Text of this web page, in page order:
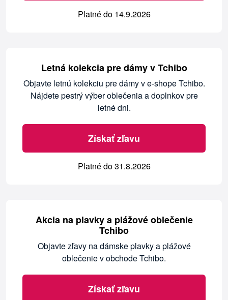
Platné do 14.9.2026
Letná kolekcia pre dámy v Tchibo
Objavte letnú kolekciu pre dámy v e-shope Tchibo.
Nájdete pestrý výber oblečenia a doplnkov pre
letné dni.
Získať zľavu
Platné do 31.8.2026
Akcia na plavky a plážové oblečenie
Tchibo
Objavte zľavy na dámske plavky a plážové
oblečenie v obchode Tchibo.
Získať zľavu